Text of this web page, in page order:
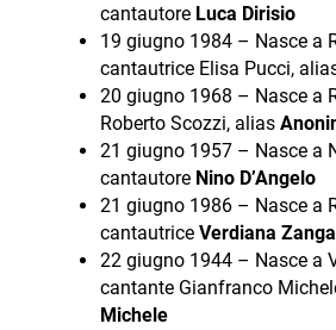
cantautore Luca Dirisio
19 giugno 1984 – Nasce a
cantautrice Elisa Pucci,
20 giugno 1968 – Nasce a
Roberto Scozzi, alias
21 giugno 1957 – Nasce a
cantautore Nino D’Angelo
21 giugno 1986 – Nasce a
cantautrice Verdiana
22 giugno 1944 – Nasce a
cantante Gianfranco
Michele